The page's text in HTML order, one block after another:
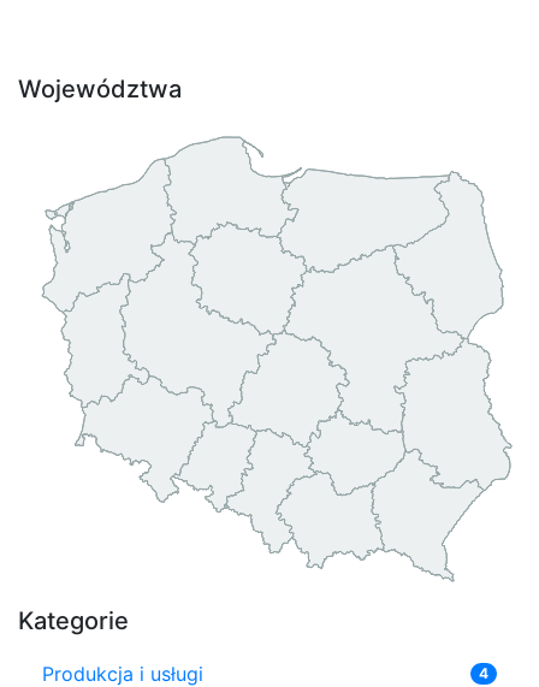
Województwa
Kategorie
Produkcja i usługi 4